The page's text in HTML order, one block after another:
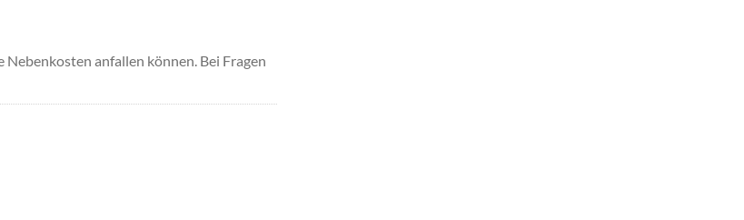
Nebenkosten anfallen können. Bei Fragen